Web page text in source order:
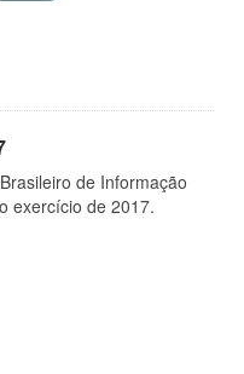
de Informação
exercício de 2017.